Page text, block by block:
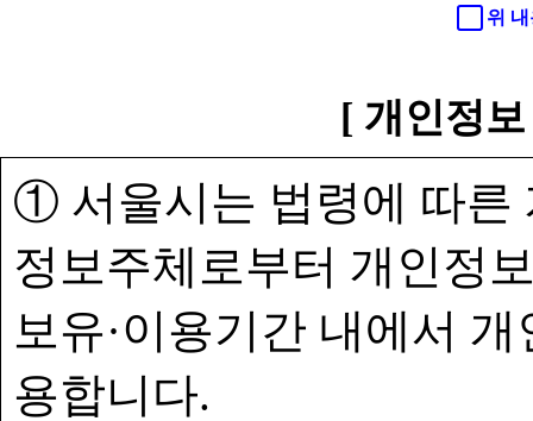
위
[ 개인정
① 서울시는 법령에 따른
정보주체로부터 개인정
보유·이용기간 내에서
용합니다.